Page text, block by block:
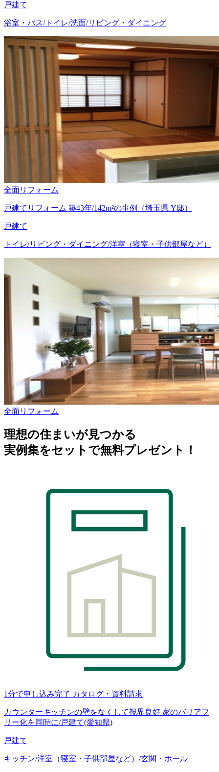
戸建て
浴室・バス/トイレ/洗面/リビング・ダイニング
全面リフォーム
戸建てリフォーム 築43年/142m²の事例（埼玉県 Y邸）
戸建て
トイレ/リビング・ダイニング/洋室（寝室・子供部屋など）
全面リフォーム
理想の住まいが見つかる
実例集をセットで無料プレゼント！
1分で申し込み完了 カタログ・資料請求
カウンターキッチンの壁をなくして視界良好 家のバリアフ
リー化を同時に/戸建て(愛知県)
戸建て
キッチン/洋室（寝室・子供部屋など）/玄関・ホール